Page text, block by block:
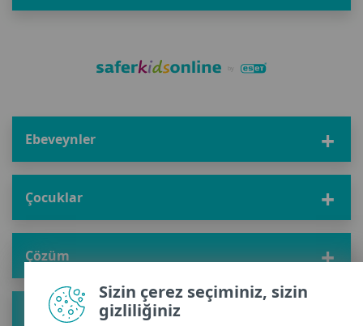
Ebeveynler
Çocuklar
Çözüm
Hakkında
Sizin çerez seçiminiz, sizin
gizliliğiniz